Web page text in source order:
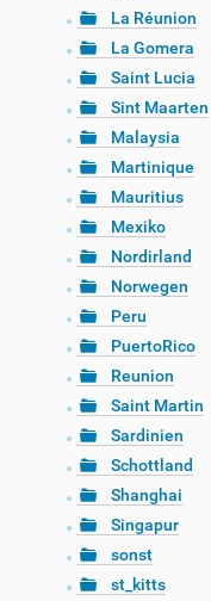
La Réunion
La Gomera
Saint Lucia
Sint Maarten
Malaysia
Martinique
Mauritius
Mexiko
Nordirland
Norwegen
Peru
PuertoRico
Reunion
Saint Martin
Sardinien
Schottland
Shanghai
Singapur
sonst
st_kitts